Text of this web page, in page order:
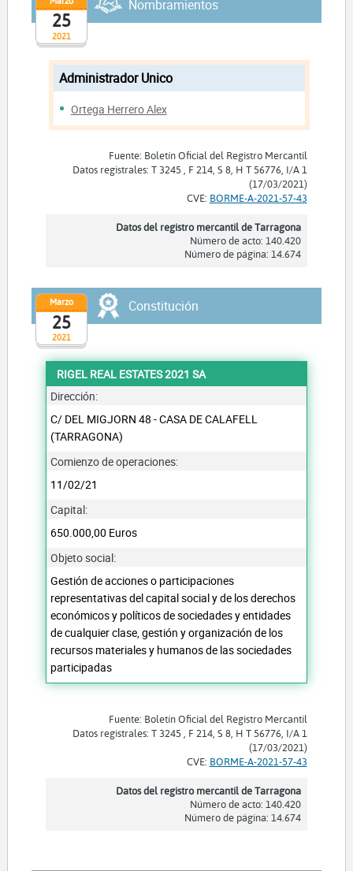
2021
25
Nombramientos
Administrador Unico
Ortega Herrero Alex
Fuente: Boletín Oficial del Registro Mercantil
Datos registrales: T 3245 , F 214, S 8, H T 56776, I/A 1
(17/03/2021)
CVE: BORME-A-2021-57-43
Datos del registro mercantil de Tarragona
Número de acto: 140.420
Número de página: 14.674
2021
Marzo
25
Constitución
RIGEL REAL ESTATES 2021 SA
Dirección:
C/ DEL MIGJORN 48 - CASA DE CALAFELL
(TARRAGONA)
Comienzo de operaciones:
11/02/21
Capital:
650.000,00 Euros
Objeto social:
Gestión de acciones o participaciones
representativas del capital social y de los derechos
económicos y políticos de sociedades y entidades
de cualquier clase, gestión y organización de los
recursos materiales y humanos de las sociedades
participadas
Fuente: Boletín Oficial del Registro Mercantil
Datos registrales: T 3245 , F 214, S 8, H T 56776, I/A 1
(17/03/2021)
CVE: BORME-A-2021-57-43
Datos del registro mercantil de Tarragona
Número de acto: 140.420
Número de página: 14.674